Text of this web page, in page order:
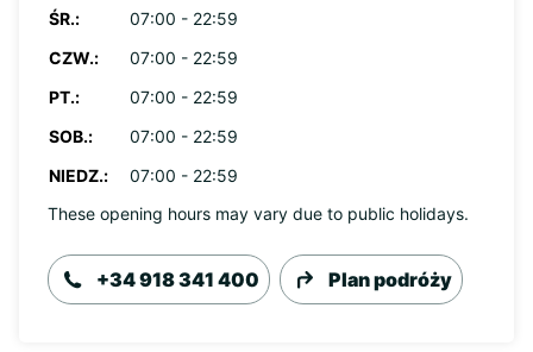
ŚR.:
07:00 - 22:59
CZW.:
07:00 - 22:59
PT.:
07:00 - 22:59
SOB.:
07:00 - 22:59
NIEDZ.:
07:00 - 22:59
These opening hours may vary due to public holidays.
+34 918 341 400 Plan podróży